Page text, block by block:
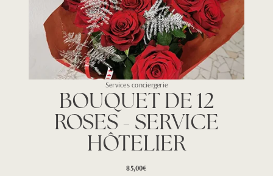
Services conciergerie
BOUQUET DE 12
ROSES - SERVICE
HÔTELIER
85,00€